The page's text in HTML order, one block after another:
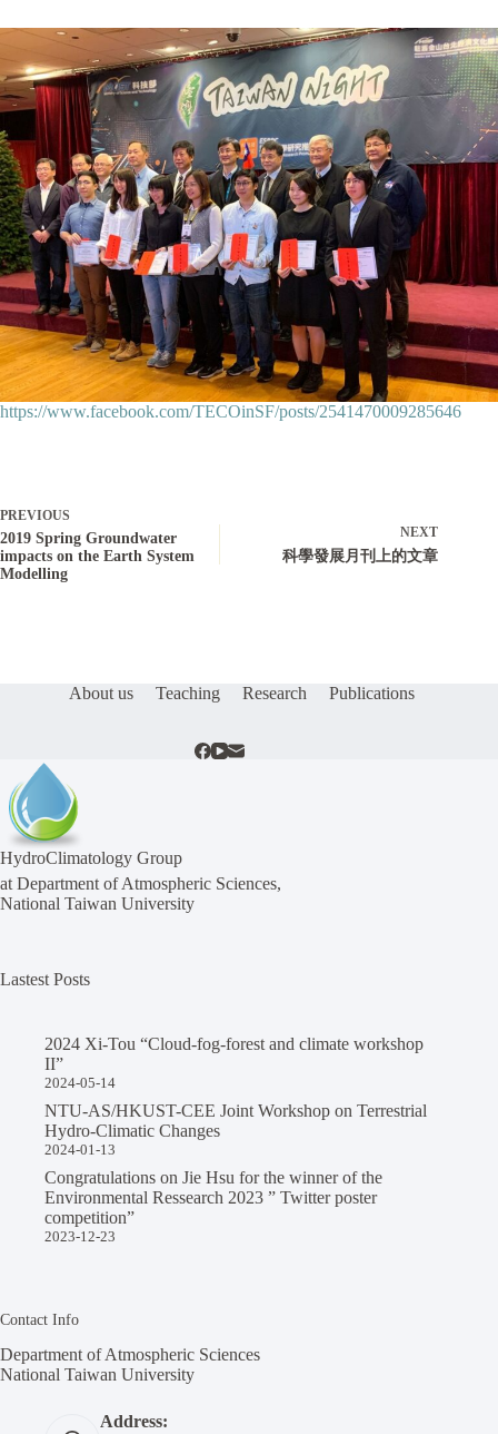
https://www.facebook.com/TECOinSF/posts/2541470009285646
PREVIOUS
2019 Spring Groundwater
impacts on the Earth System
Modelling
NEXT
科學發展月刊上的文章
About us Teaching Research Publications
HydroClimatology Group
at Department of Atmospheric Sciences,
National Taiwan University
Lastest Posts
2024 Xi-Tou “Cloud-fog-forest and climate workshop
II”
2024-05-14
NTU-AS/HKUST-CEE Joint Workshop on Terrestrial
Hydro-Climatic Changes
2024-01-13
Congratulations on Jie Hsu for the winner of the
Environmental Ressearch 2023 ” Twitter poster
competition”
2023-12-23
Contact Info
Department of Atmospheric Sciences
National Taiwan University
Address: